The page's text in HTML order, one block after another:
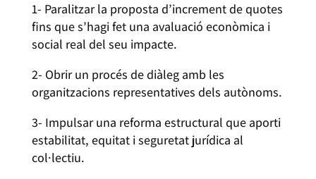
1- Paralitzar la proposta d’increment de quotes
fins que s’hagi fet una avaluació econòmica i
social real del seu impacte.
2- Obrir un procés de diàleg amb les
organitzacions representatives dels autònoms.
3- Impulsar una reforma estructural que aporti
estabilitat, equitat i seguretat jurídica al
col·lectiu.